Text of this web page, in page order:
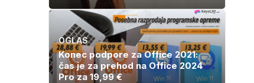
OGLAS
Konec podpore za Office 2021:
čas je za prehod na Office 2024
Pro za 19,99 €